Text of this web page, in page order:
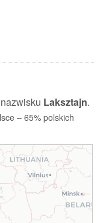
Laksztajn.
– 65% polskich